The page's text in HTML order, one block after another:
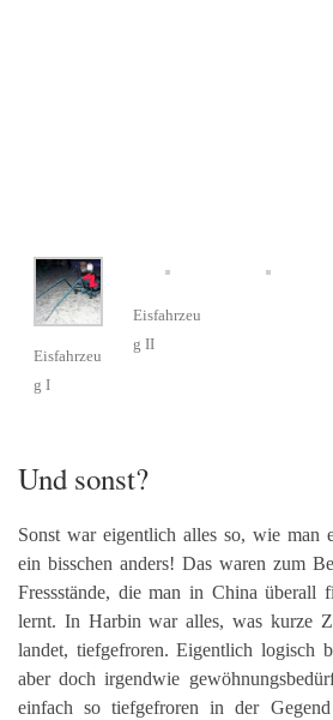
Eisfahrzeu
g I
Eisfahrzeu
g II
Und sonst?
Sonst war eigentlich alles so, wie man
ein bisschen anders! Das waren zum
Fressstände, die man in China überall
lernt. In Harbin war alles, was kurze
landet, tiefgefroren. Eigentlich logisch
aber doch irgendwie
einfach so tiefgefroren in der